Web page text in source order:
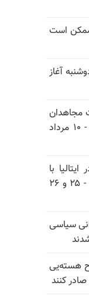
ممکن است
آغاز
مجاهدان
و شورشگران سربه‌دار لندن و کلن - ۱۰ مرداد
با
حضور و سخنرانی خانم مریم رجوی - ۲۵ و ۲۶
بیش از ۳۰۰۰۰ زندانی سیاسی
هسته‌یی
کنند